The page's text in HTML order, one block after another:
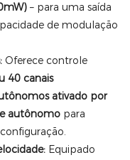
– para uma saída
de modulação
Oferece controle
40 canais
ativado por
autônomopara
Equipado